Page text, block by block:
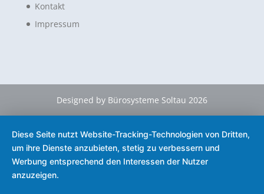
Kontakt
Impressum
Designed by Bürosysteme Soltau 2026
Diese Seite nutzt Website-Tracking-Technologien von Dritten,
um ihre Dienste anzubieten, stetig zu verbessern und
Werbung entsprechend den Interessen der Nutzer
anzuzeigen.